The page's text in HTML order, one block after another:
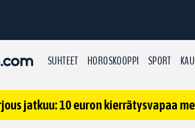
SUHTEET HOROSKOOPPI SPORT
jatkuu: 10 euron kierrätysvapaa